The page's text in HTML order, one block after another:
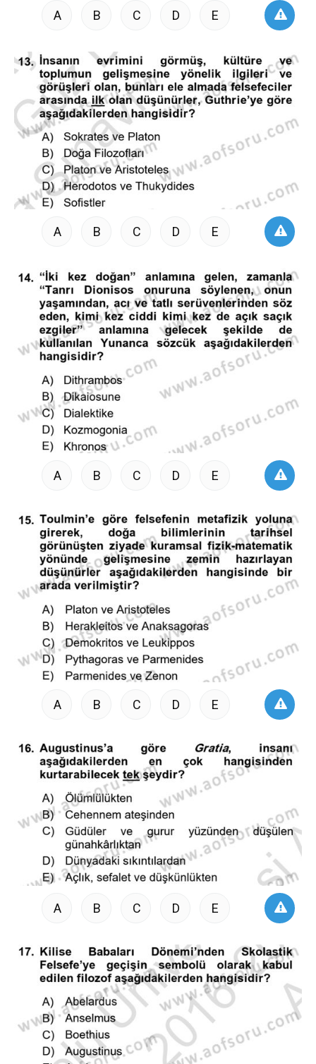
A B C D E
A B C D E
A B C D E
A B C D E
A B C D E